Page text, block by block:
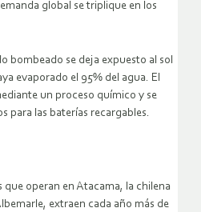
global se triplique en los
bombeado se deja expuesto al sol
evaporado el 95% del agua. El
un proceso químico y se
para las baterías recargables.
que operan en Atacama, la chilena
extraen cada año más de